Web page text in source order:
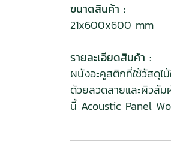
ขนาดสินค้า :
21x600x600 mm
รายละเอียดสินค้า :
ผนังอะคูสติกที่ใช้วัสดุไ
ด้วยลวดลายและผิวสั
นี้ Acoustic Panel